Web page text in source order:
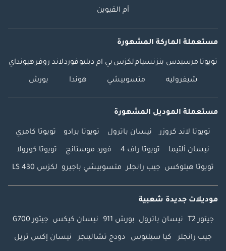
أم القيوين
مستعملة الماركة المشهورة
تويوتا مرسيدس بنزنسياملكزس بي ام دبليوفوردلاند روفرهيونداي
شيفروليه متسوبيشي هوندا بورش
مستعملة الموديل المشهورة
تويوتا لاند كروزر نيسان باترول تويوتا برادو تويوتا كامري
نيسان ألتيما تويوتا راف 4 فورد موستانج تويوتا كورولا
تويوتا هيلوكس جيب رانجلر متسوبيشي باجيرو لكزس LS 430
موديلات جديدة شعبية
جيتور T2 نيسان باترول بورش 911 نيسان كيكس جيتور G700
جيب رانجلر كيا سيلتوس دودج تشالينجر نيسان إكس تريل